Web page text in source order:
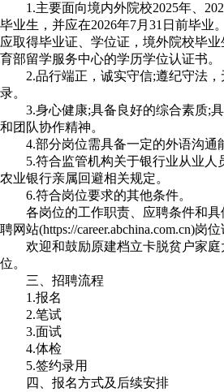
1.主要面向境内外院校2025年、
毕业生，并应在2026年7月31日前毕业
应取得毕业证、学位证，境外院校毕
育部留学服务中心的学历学位认证书。
2.品行端正，诚实守信;遵纪守法，
录。
3.身心健康;具备良好的综合素质;具
和团队协作精神。
4.部分岗位需具备一定的外语沟通
5.符合监管机构关于银行业从业人
农业银行亲属回避相关规定。
6.符合岗位要求的其他条件。
各岗位的工作职责、应聘条件和具
聘网站(https://career.abchina.com.cn)岗位
欢迎和鼓励原建档立卡脱贫户家庭
位。
三、招聘流程
1.报名
2.笔试
3.面试
4.体检
5.签约录用
四、报名方式及后续安排